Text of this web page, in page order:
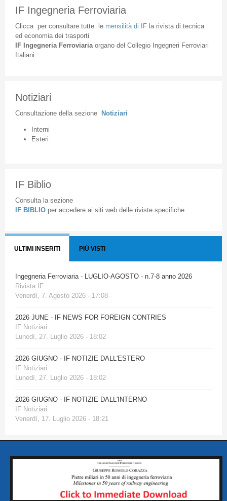
IF Ingegneria Ferroviaria
Cliccaper consultare tuttele mensilità di IFla rivista di tecnica
ed economia dei trasporti
IF Ingegneria Ferroviaria organodel Collegio Ingegneri Ferroviari
Italiani
Notiziari
Consultazione della sezione Notiziari
Interni
Esteri
IF Biblio
Consulta la sezione
IF BIBLIO per accedere ai siti web delle riviste specifiche
ULTIMI INSERITI PIÙ VISTI
Ingegneria Ferroviaria - LUGLIO-AGOSTO - n.7-8 anno 2026
Rivista IF
Venerdì, 7. Agosto 2026 - 17:08
2026 JUNE - IF NEWS FOR FOREIGN CONTRIES
IF Notiziari
Lunedì, 27. Luglio 2026 - 18:02
2026 GIUGNO - IF NOTIZIE DALL'ESTERO
IF Notiziari
Lunedì, 27. Luglio 2026 - 18:02
2026 GIUGNO - IF NOTIZIE DALL'INTERNO
IF Notiziari
Venerdì, 17. Luglio 2026 - 18:21